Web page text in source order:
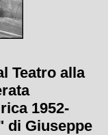
Teatro alla
1952-
di Giuseppe